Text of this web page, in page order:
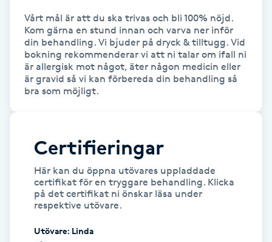
Kinesiologi
Kinesisk medicin
Kiropraktik
Klippning
Klippning & Slingor
Klippning ungdom
Vårt mål är att du ska trivas och bli 100% nöjd.
Kom gärna en stund innan och varva ner inför
din behandling. Vi bjuder på dryck & tilltugg. Vid
bokning rekommenderar vi att ni talar om ifall ni
är allergisk mot något, äter någon medicin eller
är gravid så vi kan förbereda din behandling så
bra som möjligt.
Certifieringar
Här kan du öppna utövares uppladdade
certifikat för en tryggare behandling. Klicka
på det certifikat ni önskar läsa under
respektive utövare.
Utövare: Linda